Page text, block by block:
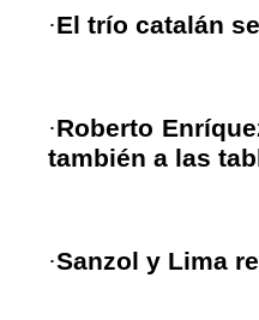
·El trío catalán
·Roberto
también a las
·Sanzol y Lima